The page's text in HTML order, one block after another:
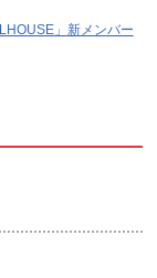
」新メンバー